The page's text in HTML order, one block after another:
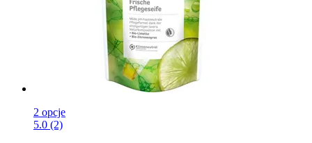
2 opcje
5.0 (2)